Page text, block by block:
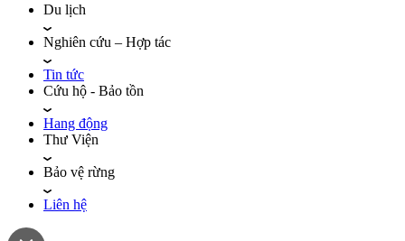
Du lịch
Nghiên cứu – Hợp tác
Tin tức
Cứu hộ - Bảo tồn
Hang động
Thư Viện
Bảo vệ rừng
Liên hệ